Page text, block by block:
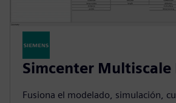
Simcenter Multiscale
Fusiona el modelado, simulación,